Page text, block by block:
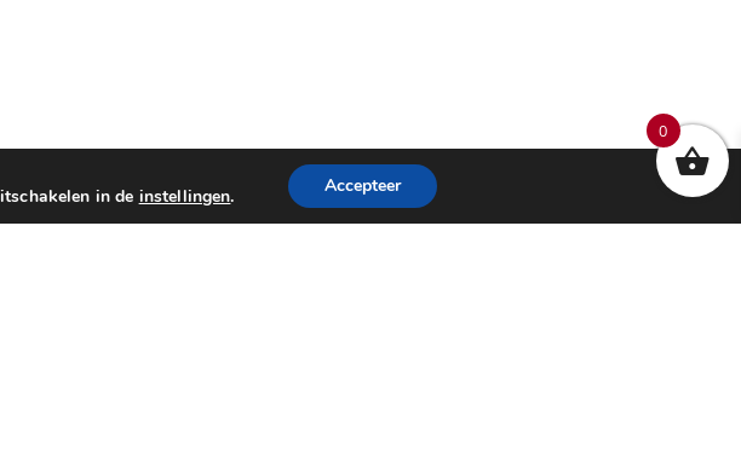
in de instellingen. Accepteer
0